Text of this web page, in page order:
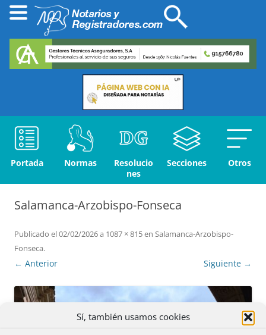
Sí, también usamos cookies
Portada Normas
Resolucio
nes
Secciones Otros
Salamanca-Arzobispo-Fonseca
Publicado el02/02/2026a 1087 × 815en Salamanca-Arzobispo-
Fonseca.
← Anterior Siguiente →